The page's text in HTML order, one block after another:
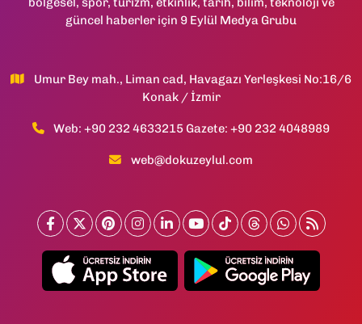
güncel haberler için 9 Eylül Medya Grubu
Umur Bey mah., Liman cad, Havagazı Yerleşkesi No:16/6
Konak / İzmir
Web: +90 232 4633215 Gazete: +90 232 4048989
web@dokuzeylul.com